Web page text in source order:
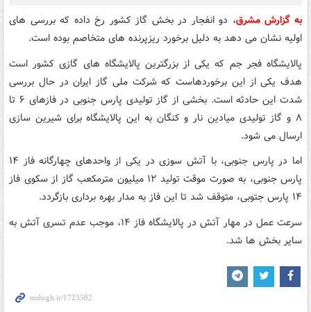
به گزارش مشرق، دو انفجار در بخش گاز کشور رخ داده که بررسی های
اولیه نشان می دهد به دلیل برخورد ریزپرنده های متخاصم بوده است.
پالایشگاه فجر جم که یکی از بزرگترین پالایشگاه های گازی کشور است
هدف یکی از این برخوردهاست که شرکت ملی گاز ایران در حال بررسی
شدت این حادثه است. بخشی از گاز تولیدی پارس جنوبی در فازهای ۶ تا
۸ و گاز تولیدی میادین نار و کنگان به این پالایشگاه برای شیرین سازی
ارسال می شود.
اما در پارس جنوبی، با آتش سوزی در یکی از واحدهای چهارگانه فاز ۱۴
پارس جنوبی، به صورت موقت تولید ۱۲ میلیون مترمکعب گاز از سکوی فاز
۱۴ پارس جتوبی، متوقف شد تا این فاز به مدار بهره برداری بازگردد.
سرعت عمل در مهار آتش در پالایشگاه فاز ۱۴، موجب عدم تسری آتش به
سایر بخش ها شد.